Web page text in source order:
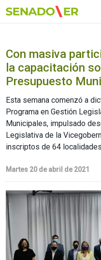
Ir al menú principal
Con masiva
la capacitación
Presupuesto
Esta semana comenzó a
Programa en Gestión
Municipales, impulsado
Legislativa de la
inscriptos de 64
Martes 20 de abril de 2021